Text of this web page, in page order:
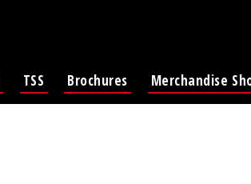
TSS Brochures Merchandise